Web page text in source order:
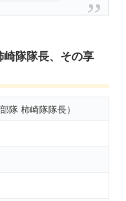
隊隊長、その享
隊 柿崎隊隊長）